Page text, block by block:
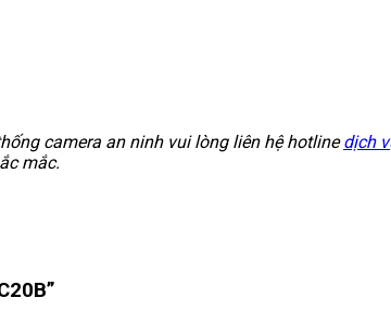
camera an ninh vui lòng liên hệ hotlinedịch
mắc.